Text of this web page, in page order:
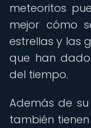
meteoritos
mejor cómo
estrellas y las
que han
del tiempo.
Además de
también